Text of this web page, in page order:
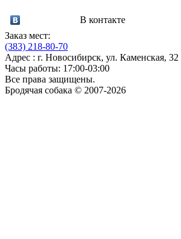
В контакте
Заказ мест:
(383) 218-80-70
Адрес : г. Новосибирск, ул. Каменская, 32
Часы работы: 17:00-03:00
Все права защищены.
Бродячая собака © 2007-2026